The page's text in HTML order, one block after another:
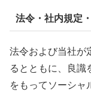
法令・社内規定
法令および当社が
るとともに、良識
をもってソーシャ